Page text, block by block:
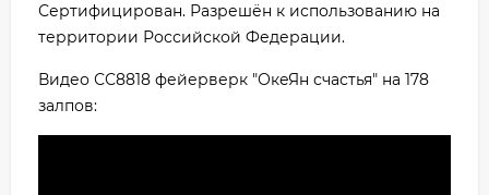
Сертифицирован. Разрешён к использованию на
территории Российской Федерации.
Видео СС8818 фейерверк "ОкеЯн счастья" на 178
залпов: